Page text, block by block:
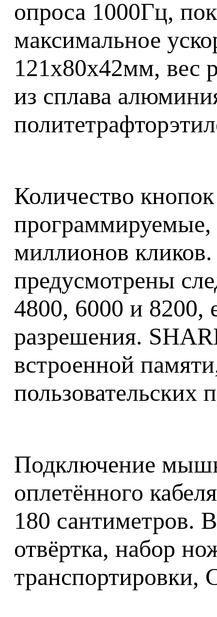
опроса 1000Гц,
максимальное
121x80x42мм, вес
из сплава
Количество
программируемые,
миллионов
предусмотрены
4800, 6000 и 8200,
разрешения.
встроенной
пользовательских
Подключение
оплетённого
180 сантиметров.
отвёртка, набор
транспортировки,